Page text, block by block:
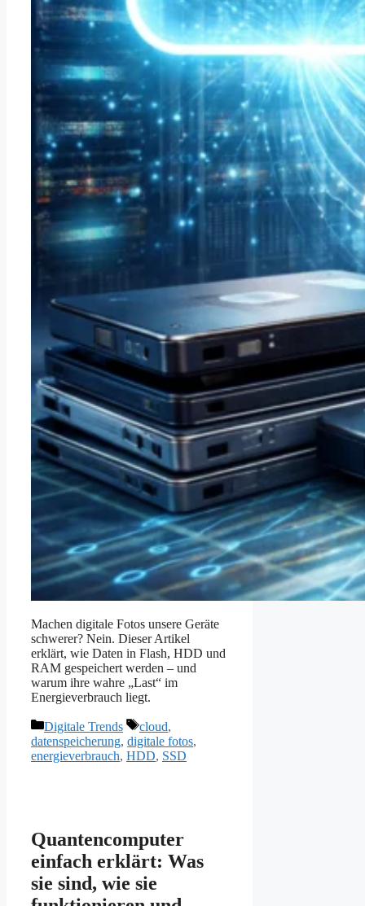
Machen digitale Fotos unsere Geräte
schwerer? Nein. Dieser Artikel
erklärt, wie Daten in Flash, HDD und
RAM gespeichert werden – und
warum ihre wahre „Last“ im
Energieverbrauch liegt.
Kategorien
Digitale Trends Schlagwörter
cloud,
datenspeicherung, digitale fotos,
energieverbrauch, HDD, SSD
Quantencomputer
einfach erklärt: Was
sie sind, wie sie